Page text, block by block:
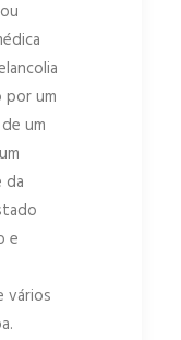
por um
um
da
e
vários